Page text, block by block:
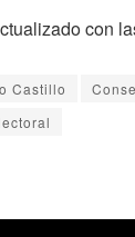
con
Castillo